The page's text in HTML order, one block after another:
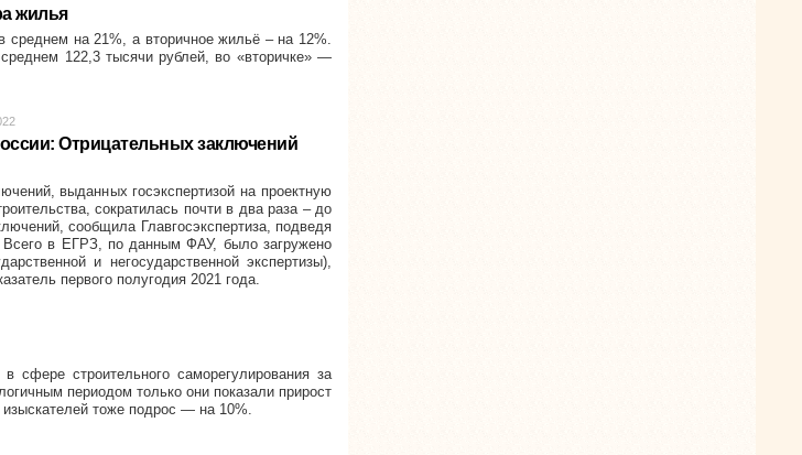
жилья
среднем на 21%, а вторичное жильё – на 12%.
122,3 тысячи рублей, во «вторичке» —
Отрицательных заключений
выданных госэкспертизой на проектную
сократилась почти в два раза – до
сообщила Главгосэкспертиза, подведя
Всего в ЕГРЗ, по данным ФАУ, было загружено
и негосударственной экспертизы),
первого полугодия 2021 года.
сфере строительного саморегулирования за
периодом только они показали прирост
тоже подрос — на 10%.